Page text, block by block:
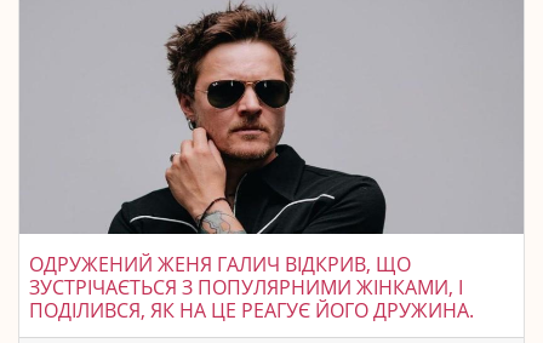
ОДРУЖЕНИЙ ЖЕНЯ ГАЛИЧ ВІДКРИВ, ЩО
ЗУСТРІЧАЄТЬСЯ З ПОПУЛЯРНИМИ ЖІНКАМИ, І
ПОДІЛИВСЯ, ЯК НА ЦЕ РЕАГУЄ ЙОГО ДРУЖИНА.